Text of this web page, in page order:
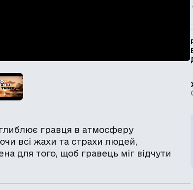
гравця в атмосферу
всі жахи та страхи людей,
для того, щоб гравець міг відчути